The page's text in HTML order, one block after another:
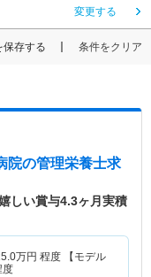
変更する
保存する 条件をクリア
院の管理栄養士求
しい賞与4.3ヶ月実積
万円 程度 【モデル
度